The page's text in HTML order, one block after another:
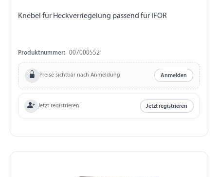
Knebel für Heckverriegelung passend für IFOR
Produktnummer: 007000552
Preise sichtbar nach Anmeldung Anmelden
Jetzt registrieren Jetzt registrieren